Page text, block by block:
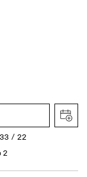
33
22
2